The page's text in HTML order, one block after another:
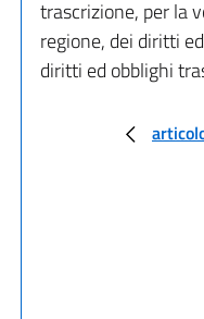
trascrizione, per la
regione, dei diritti
diritti ed obblighi